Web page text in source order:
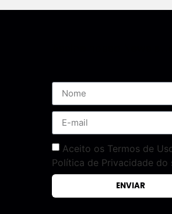
Aceito os Termos de
Política de Privacidade do
ENVIAR